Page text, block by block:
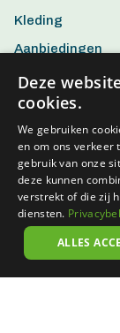
Kleding
Aanbiedingen
Deze
cookies.
We gebruiken
en om ons verkeer
gebruik van onze
deze kunnen
verstrekt of die zij
diensten.
ALLES